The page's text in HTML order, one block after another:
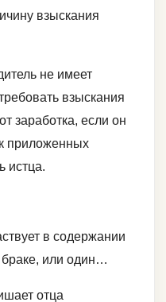
взыскания
не имеет
взыскания
заработка, если он
приложенных
истца.
в содержании
или один…
отца